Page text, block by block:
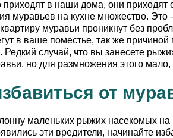
в наши дома, они
муравьев на кухне множество. Это
муравьи проникнут без
в ваше поместье, так же
случай, что вы занесете
но для размножения этого
от
маленьких рыжих насекомых на
эти вредители, начинайте